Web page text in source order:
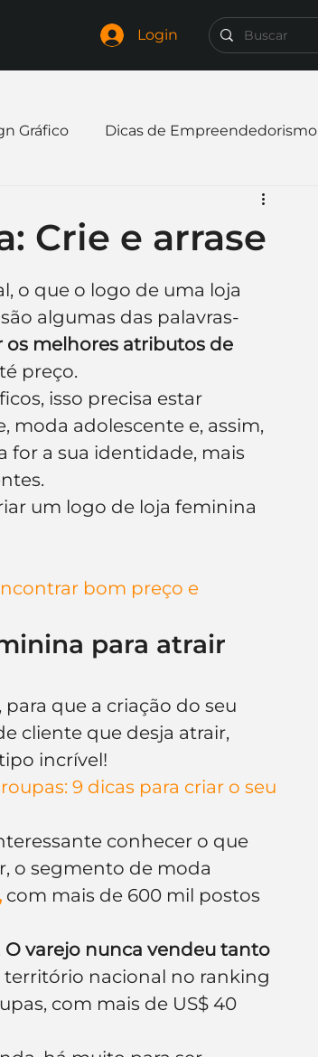
Login
Gráfico Dicas de Empreendedorismo
Frases Logotipo
Branding
Crie e arrase
o que o logo de uma loja
algumas das palavras-
os melhores atributos de
preço.
isso precisa estar
moda adolescente e, assim,
for a sua identidade, mais
um logo de loja feminina
bom preço e
para atrair
que a criação do seu
cliente que desja atrair,
incrível!
9 dicas para criar o seu
conhecer o que
o segmento de moda
com mais de 600 mil postos
O varejo nunca vendeu tanto
território nacional no ranking
com mais de US$ 40